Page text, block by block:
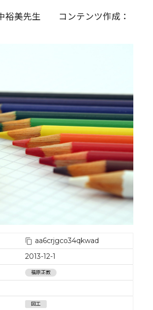
裕美先生 コンテンツ作成：
aa6crjgco34qkwad
2013-12-1
福原正教
図工